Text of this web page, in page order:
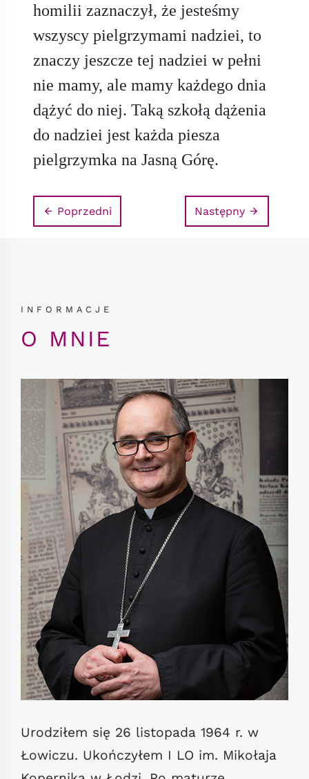
homilii zaznaczył, że jesteśmy
wszyscy pielgrzymami nadziei, to
znaczy jeszcze tej nadziei w pełni
nie mamy, ale mamy każdego dnia
dążyć do niej. Taką szkołą dążenia
do nadziei jest każda piesza
pielgrzymka na Jasną Górę.
Poprzedni Następny
INFORMACJE
O MNIE
Urodziłem się 26 listopada 1964 r. w
Łowiczu. Ukończyłem I LO im. Mikołaja